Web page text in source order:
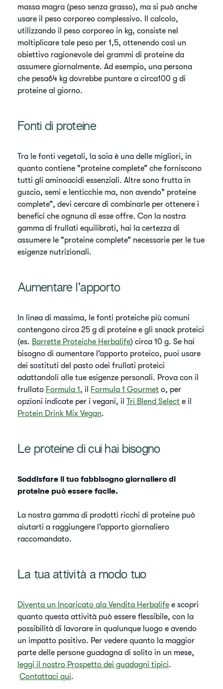
massa magra (peso senza grasso), ma si può anche
usare il peso corporeo complessivo. Il calcolo,
utilizzando il peso corporeo in kg, consiste nel
moltiplicare tale peso per 1,5, ottenendo così un
obiettivo ragionevole dei grammi di proteine da
assumere giornalmente. Ad esempio, una persona
che pesa64 kg dovrebbe puntare a circa100 g di
proteine al giorno.
Fonti di proteine
Tra le fonti vegetali, la soia è una delle migliori, in
quanto contiene "proteine complete” che forniscono
tutti gli aminoacidi essenziali. Altre sono frutta in
guscio, semi e lenticchie ma, non avendo" proteine
complete”, devi cercare di combinarle per ottenere i
benefici che ognuna di esse offre. Con la nostra
gamma di frullati equilibrati, hai la certezza di
assumere le "proteine complete” necessarie per le tue
esigenze nutrizionali.
Aumentare l’apporto
In linea di massima, le fonti proteiche più comuni
contengono circa 25 g di proteine e gli snack proteici
(es. Barrette Proteiche Herbalife) circa 10 g. Se hai
bisogno di aumentare l’apporto proteico, puoi usare
dei sostituti del pasto odei frullati proteici
adattandoli alle tue esigenze personali. Prova con il
frullato Formula 1 , il Formula 1 Gourmet o, per
opzioni indicate per i vegani, ilTri Blend Select e il
Protein Drink Mix Vegan.
Le proteine di cui hai bisogno
Soddisfare il tuo fabbisogno giornaliero di
proteine può essere facile.
La nostra gamma di prodotti ricchi di proteine può
aiutarti a raggiungere l’apporto giornaliero
raccomandato.
La tua attività a modo tuo
Diventa un Incaricato ala Vendita Herbalife e scopri
quanto questa attività può essere flessibile, con la
possibilità di lavorare in qualunque luogo e avendo
un impatto positivo. Per vedere quanto la maggior
parte delle persone guadagna di solito in un mese,
leggi il nostro Prospetto dei guadagni tipici.
Contattaci qui.